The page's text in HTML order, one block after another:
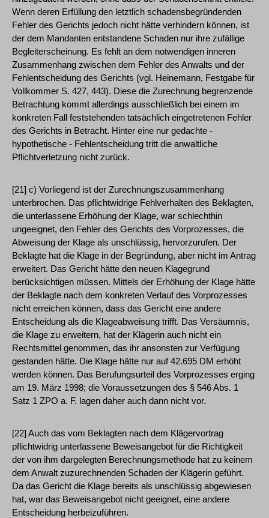
Wenn deren Erfüllung den letztlich schadensbegründenden
Fehler des Gerichts jedoch nicht hätte verhindern können, ist
der dem Mandanten entstandene Schaden nur ihre zufällige
Begleiterscheinung. Es fehlt an dem notwendigen inneren
Zusammenhang zwischen dem Fehler des Anwalts und der
Fehlentscheidung des Gerichts (vgl. Heinemann, Festgabe für
Vollkommer S. 427, 443). Diese die Zurechnung begrenzende
Betrachtung kommt allerdings ausschließlich bei einem im
konkreten Fall feststehenden tatsächlich eingetretenen Fehler
des Gerichts in Betracht. Hinter eine nur gedachte -
hypothetische - Fehlentscheidung tritt die anwaltliche
Pflichtverletzung nicht zurück.
[21] c) Vorliegend ist der Zurechnungszusammenhang
unterbrochen. Das pflichtwidrige Fehlverhalten des Beklagten,
die unterlassene Erhöhung der Klage, war schlechthin
ungeeignet, den Fehler des Gerichts des Vorprozesses, die
Abweisung der Klage als unschlüssig, hervorzurufen. Der
Beklagte hat die Klage in der Begründung, aber nicht im Antrag
erweitert. Das Gericht hätte den neuen Klagegrund
berücksichtigen müssen. Mittels der Erhöhung der Klage hätte
der Beklagte nach dem konkreten Verlauf des Vorprozesses
nicht erreichen können, dass das Gericht eine andere
Entscheidung als die Klageabweisung trifft. Das Versäumnis,
die Klage zu erweitern, hat der Klägerin auch nicht ein
Rechtsmittel genommen, das ihr ansonsten zur Verfügung
gestanden hätte. Die Klage hätte nur auf 42.695 DM erhöht
werden können. Das Berufungsurteil des Vorprozesses erging
am 19. März 1998; die Voraussetzungen des § 546 Abs. 1
Satz 1 ZPO a. F. lagen daher auch dann nicht vor.
[22] Auch das vom Beklagten nach dem Klägervortrag
pflichtwidrig unterlassene Beweisangebot für die Richtigkeit
der von ihm dargelegten Berechnungsmethode hat zu keinem
dem Anwalt zuzurechnenden Schaden der Klägerin geführt.
Da das Gericht die Klage bereits als unschlüssig abgewiesen
hat, war das Beweisangebot nicht geeignet, eine andere
Entscheidung herbeizuführen.